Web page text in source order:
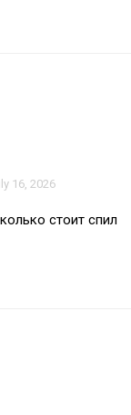
16, 2026
стоит спил